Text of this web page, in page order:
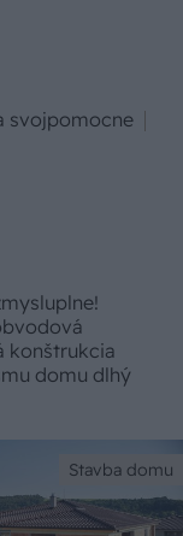
svojpomocne
konštrukcia
domu dlhý
Stavba domu